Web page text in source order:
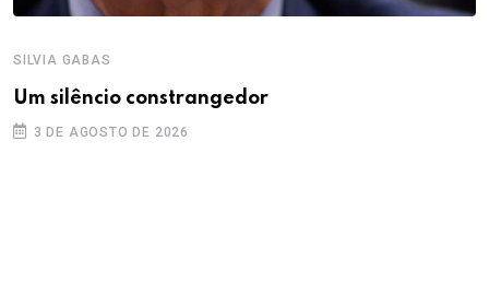
SILVIA GABAS
Um silêncio constrangedor
3 DE AGOSTO DE 2026